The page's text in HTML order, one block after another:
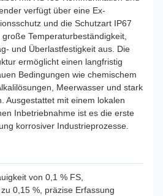
verfügt über eine Ex-
und die Schutzart IP67
Temperaturbeständigkeit,
und Überlastfestigkeit aus. Die
ermöglicht einen langfristig
Bedingungen wie chemischem
Meerwasser und stark
Ausgestattet mit einem lokalen
Inbetriebnahme ist es die erste
korrosiver Industrieprozesse.
von 0,1 % FS,
0,15 %, präzise Erfassung